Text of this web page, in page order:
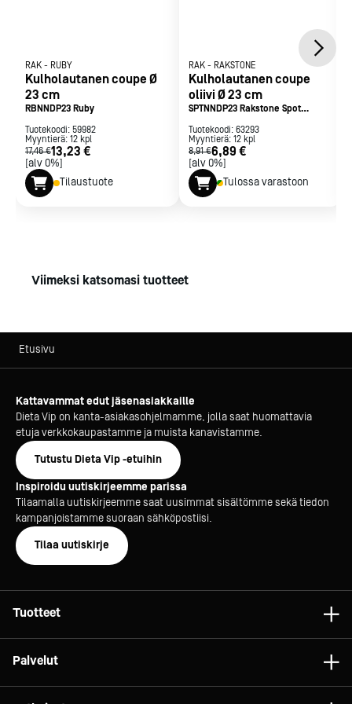
RAK - RUBY
Kulholautanen coupe Ø
23 cm
RBNNDP23 Ruby
Tuotekoodi: 59982
Myyntierä: 12 kpl
17,46 €13,23 €
[alv 0%]
Tilaustuote
RAK - RAKSTONE
Kulholautanen coupe
oliivi Ø 23 cm
SPTNNDP23 Rakstone Spot
Tuotekoodi: 63293
Myyntierä: 12 kpl
8,91 €6,89 €
[alv 0%]
Tulossa varastoon
Viimeksi katsomasi tuotteet
Etusivu
Kattavammat edut jäsenasiakkaille
Dieta Vip on kanta-asiakasohjelmamme, jolla saat huomattavia
etuja verkkokaupastamme ja muista kanavistamme.
Tutustu Dieta Vip -etuihin
Inspiroidu uutiskirjeemme parissa
Tilaamalla uutiskirjeemme saat uusimmat sisältömme sekä tiedon
kampanjoistamme suoraan sähköpostiisi.
Tilaa uutiskirje
Tuotteet
Palvelut
Konsultointi